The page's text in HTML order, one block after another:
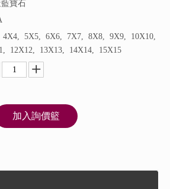
藍寶石
4X4, 5X5, 6X6, 7X7, 8X8, 9X9, 10X10,
12X12, 13X13, 14X14, 15X15
加入詢價籃